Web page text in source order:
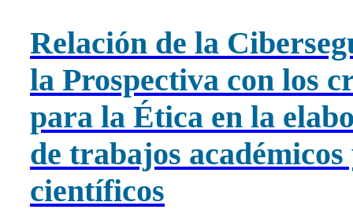
Relación de la
la Prospectiva con los
para la Ética en la
de trabajos académicos
científicos